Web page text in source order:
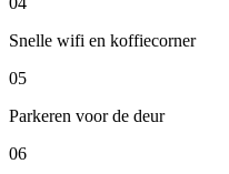
Snelle wifi en koffiecorner
05
Parkeren voor de deur
06